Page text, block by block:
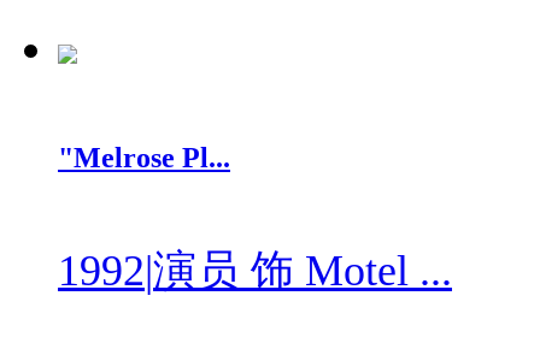
"Melrose Pl...
1992|演员 饰 Motel ...